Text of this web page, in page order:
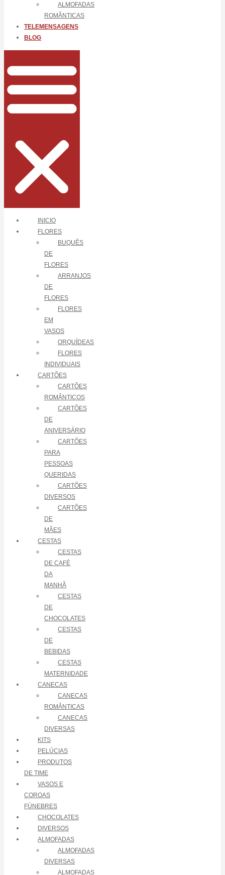
ALMOFADAS
ROMÂNTICAS
TELEMENSAGENS
BLOG
INICIO
FLORES
BUQUÊS
DE
FLORES
ARRANJOS
DE
FLORES
FLORES
EM
VASOS
ORQUÍDEAS
FLORES
INDIVIDUAIS
CARTÕES
CARTÕES
ROMÂNTICOS
CARTÕES
DE
ANIVERSÁRIO
CARTÕES
PARA
PESSOAS
QUERIDAS
CARTÕES
DIVERSOS
CARTÕES
DE
MÃES
CESTAS
CESTAS
DE CAFÉ
DA
MANHÃ
CESTAS
DE
CHOCOLATES
CESTAS
DE
BEBIDAS
CESTAS
MATERNIDADE
CANECAS
CANECAS
ROMÂNTICAS
CANECAS
DIVERSAS
KITS
PELÚCIAS
PRODUTOS
DE TIME
VASOS E
COROAS
FÚNEBRES
CHOCOLATES
DIVERSOS
ALMOFADAS
ALMOFADAS
DIVERSAS
ALMOFADAS